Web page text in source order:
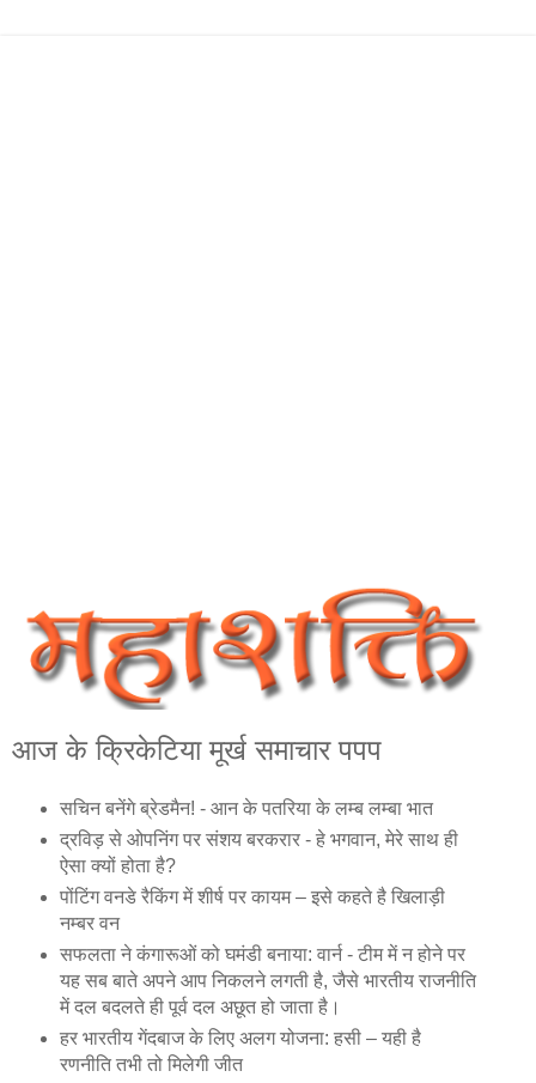
आज के क्रिकेटिया मूर्ख समाचार पपप
सचिन बनेंगे ब्रेडमैन! - आन के पतरिया के लम्‍ब लम्‍बा भात
द्रविड़ से ओपनिंग पर संशय बरकरार - हे भगवान, मेरे साथ ही
ऐसा क्‍यों होता है?
पोंटिंग वनडे रैकिंग में शीर्ष पर कायम – इसे कहते है खिलाड़ी
नम्‍बर वन
सफलता ने कंगारूओं को घमंडी बनाया: वार्न - टीम में न होने पर
यह सब बाते अपने आप निकलने लगती है, जैसे भारतीय राजनीति
में दल बदलते ही पूर्व दल अछूत हो जाता है।
हर भारतीय गेंदबाज के लिए अलग योजना: हसी – यही है
रणनीति तभी तो मिलेगी जीत